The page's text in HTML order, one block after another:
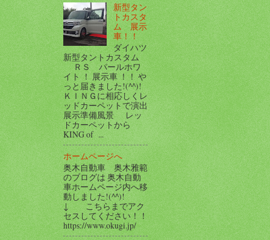
新型タン
トカスタ
ム 展示
車！！
ダイハツ
新型タントカスタム
ＲＳ パールホワ
イト ！ 展示車 ！！ や
っと届きました!(^^)!
ＫＩＮＧに相応しくレ
ッドカーペットで演出
展示準備風景 レッ
ドカーペットから
KING of ...
ホームページへ
奥木自動車 奥木雅範
のブログは 奥木自動
車ホームページ内へ移
動しました!(^^)!
↓ こちらまでアク
セスしてください！！
https://www.okugi.jp/